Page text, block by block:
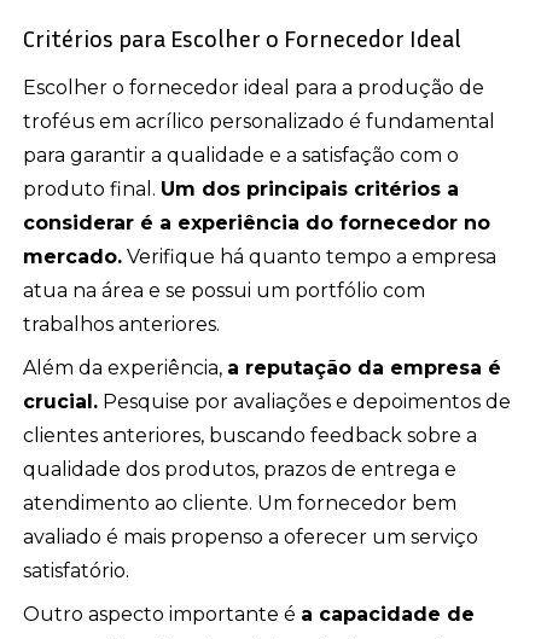
Critérios para Escolher o Fornecedor Ideal
Escolher o fornecedor ideal para a produção de
troféus em acrílico personalizado é fundamental
para garantir a qualidade e a satisfação com o
produto final. Um dos principais critérios a
considerar é a experiência do fornecedor no
mercado. Verifique há quanto tempo a empresa
atua na área e se possui um portfólio com
trabalhos anteriores.
Além da experiência, a reputação da empresa é
crucial. Pesquise por avaliações e depoimentos de
clientes anteriores, buscando feedback sobre a
qualidade dos produtos, prazos de entrega e
atendimento ao cliente. Um fornecedor bem
avaliado é mais propenso a oferecer um serviço
satisfatório.
Outro aspecto importante é a capacidade de